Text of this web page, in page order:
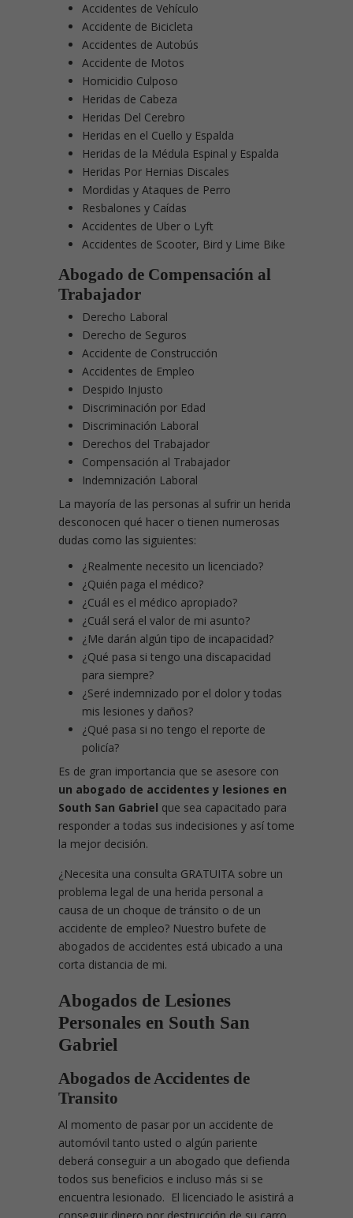
Accidentes de Vehículo
Accidente de Bicicleta
Accidentes de Autobús
Accidente de Motos
Homicidio Culposo
Heridas de Cabeza
Heridas Del Cerebro
Heridas en el Cuello y Espalda
Heridas de la Médula Espinal y Espalda
Heridas Por Hernias Discales
Mordidas y Ataques de Perro
Resbalones y Caídas
Accidentes de Uber o Lyft
Accidentes de Scooter, Bird y Lime Bike
Abogado de Compensación al
Trabajador
Derecho Laboral
Derecho de Seguros
Accidente de Construcción
Accidentes de Empleo
Despido Injusto
Discriminación por Edad
Discriminación Laboral
Derechos del Trabajador
Compensación al Trabajador
Indemnización Laboral
La mayoría de las personas al sufrir un herida
desconocen qué hacer o tienen numerosas
dudas como las siguientes:
¿Realmente necesito un licenciado?
¿Quién paga el médico?
¿Cuál es el médico apropiado?
¿Cuál será el valor de mi asunto?
¿Me darán algún tipo de incapacidad?
¿Qué pasa si tengo una discapacidad
para siempre?
¿Seré indemnizado por el dolor y todas
mis lesiones y daños?
¿Qué pasa si no tengo el reporte de
policía?
Es de gran importancia que se asesore con
un abogado de accidentes y lesiones en
South San Gabriel que sea capacitado para
responder a todas sus indecisiones y así tome
la mejor decisión.
¿Necesita una consulta GRATUITA sobre un
problema legal de una herida personal a
causa de un choque de tránsito o de un
accidente de empleo? Nuestro bufete de
abogados de accidentes está ubicado a una
corta distancia de mi.
Abogados de Lesiones
Personales en South San
Gabriel
Abogados de Accidentes de
Transito
Al momento de pasar por un accidente de
automóvil tanto usted o algún pariente
deberá conseguir a un abogado que defienda
todos sus beneficios e incluso más si se
encuentra lesionado. El licenciado le asistirá a